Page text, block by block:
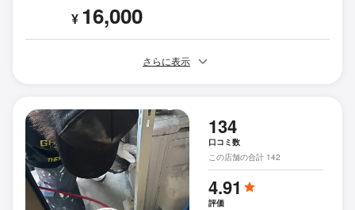
¥ 16,000
さらに表示
134
口コミ数
この店舗の合計 142
4.91
評価